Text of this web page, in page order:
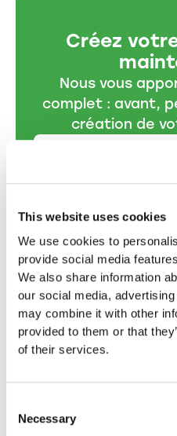
This website uses cookies
We use cookies to
provide social media
We also share information
our social media,
may combine it with other
provided to them or that
of their services.
Selection
Necessary
Créez
Nous vous
complet : avant,
création de
individuelle
notre aide : créer
individuelle, c'est
Créer maintenant
Créer une
Ensemble vers le
création de votre